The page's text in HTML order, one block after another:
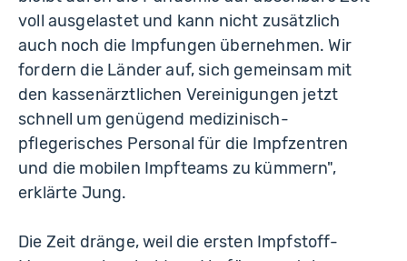
voll ausgelastet und kann nicht zusätzlich
auch noch die Impfungen übernehmen. Wir
fordern die Länder auf, sich gemeinsam mit
den kassenärztlichen Vereinigungen jetzt
schnell um genügend medizinisch-
pflegerisches Personal für die Impfzentren
und die mobilen Impfteams zu kümmern",
erklärte Jung.
Die Zeit dränge, weil die ersten Impfstoff-